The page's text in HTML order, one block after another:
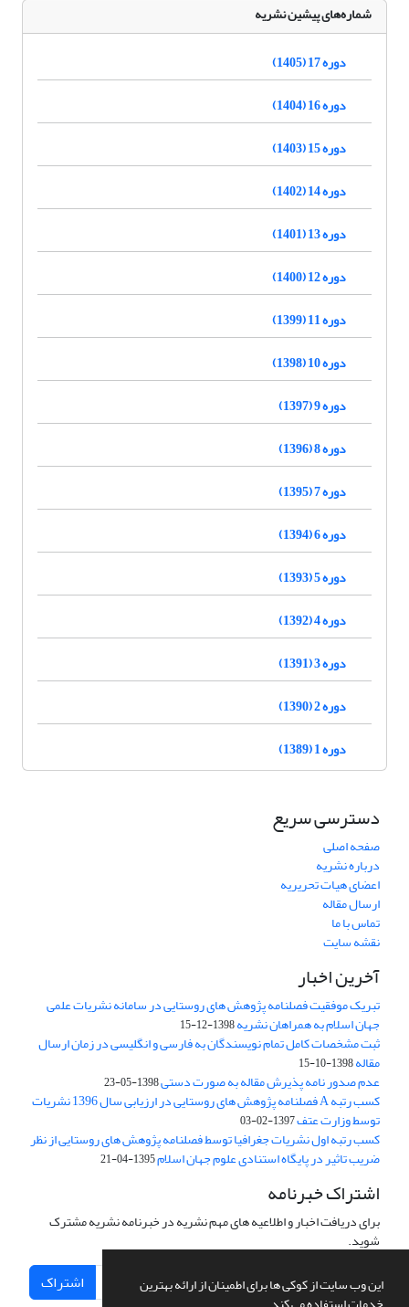
این وب سایت از کوکی ها برای اطمینان از ارائه بهترین
شماره‌های پیشین نشریه
دوره 17 (1405)
دوره 16 (1404)
دوره 15 (1403)
دوره 14 (1402)
دوره 13 (1401)
دوره 12 (1400)
دوره 11 (1399)
دوره 10 (1398)
دوره 9 (1397)
دوره 8 (1396)
دوره 7 (1395)
دوره 6 (1394)
دوره 5 (1393)
دوره 4 (1392)
دوره 3 (1391)
دوره 2 (1390)
دوره 1 (1389)
دسترسی سریع
صفحه اصلی
درباره نشریه
اعضای هیات تحریریه
ارسال مقاله
تماس با ما
نقشه سایت
آخرین اخبار
تبریک موفقیت فصلنامه پژوهش های روستایی در سامانه نشریات علمی
جهان اسلام به همراهان نشریه1398-12-15
ثبت مشخصات کامل تمام نویسندگان به فارسی و انگلیسی در زمان ارسال
مقاله1398-10-15
عدم صدور نامه پذیرش مقاله به صورت دستی1398-05-23
کسب رتبه A فصلنامه پژوهش های روستایی در ارزیابی سال 1396 نشریات
توسط وزارت عتف1397-02-03
کسب رتبه اول نشریات جغرافیا توسط فصلنامه پژوهش های روستایی از نظر
ضریب تاثیر در پایگاه استنادی علوم جهان اسلام1395-04-21
اشتراک خبرنامه
برای دریافت اخبار و اطلاعیه های مهم نشریه در خبرنامه نشریه مشترک
شوید.
اشتراک